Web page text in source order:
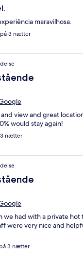
maravilhosa.
på 3 nætter
view and great
would stay again!
3 nætter
we had with a private hot
were very nice and
3 nætter